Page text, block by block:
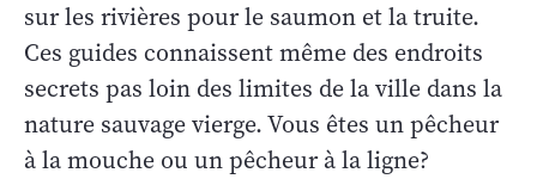
sur les rivières pour le saumon et la truite.
Ces guides connaissent même des endroits
secrets pas loin des limites de la ville dans la
nature sauvage vierge. Vous êtes un pêcheur
à la mouche ou un pêcheur à la ligne?